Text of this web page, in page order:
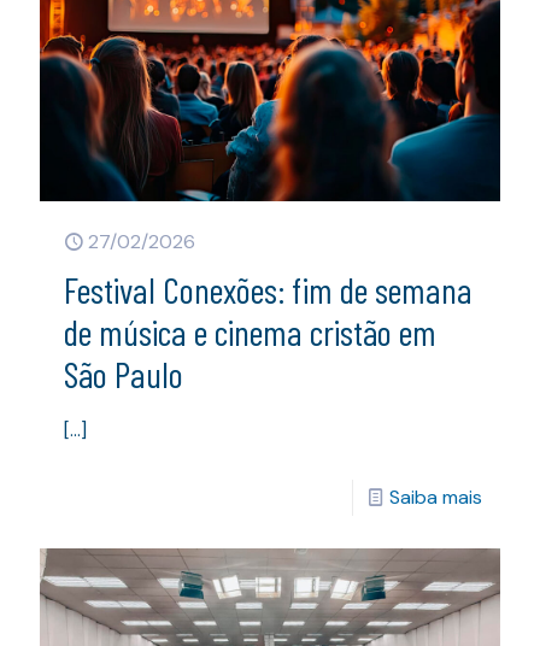
27/02/2026
Festival Conexões: fim de semana
de música e cinema cristão em
São Paulo
[…]
Saiba mais